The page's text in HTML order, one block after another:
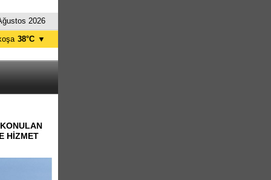
2026
38°C ▼
29°C
34°C
HİZMET